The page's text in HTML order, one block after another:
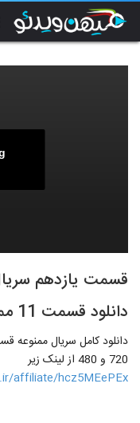
قسمت یازدهم
دانلود قسمت 11 ممنوعه (یازدهم) یازده HD-
720 و 480 از لینک زیر
affiliate/hcz5MEePEx